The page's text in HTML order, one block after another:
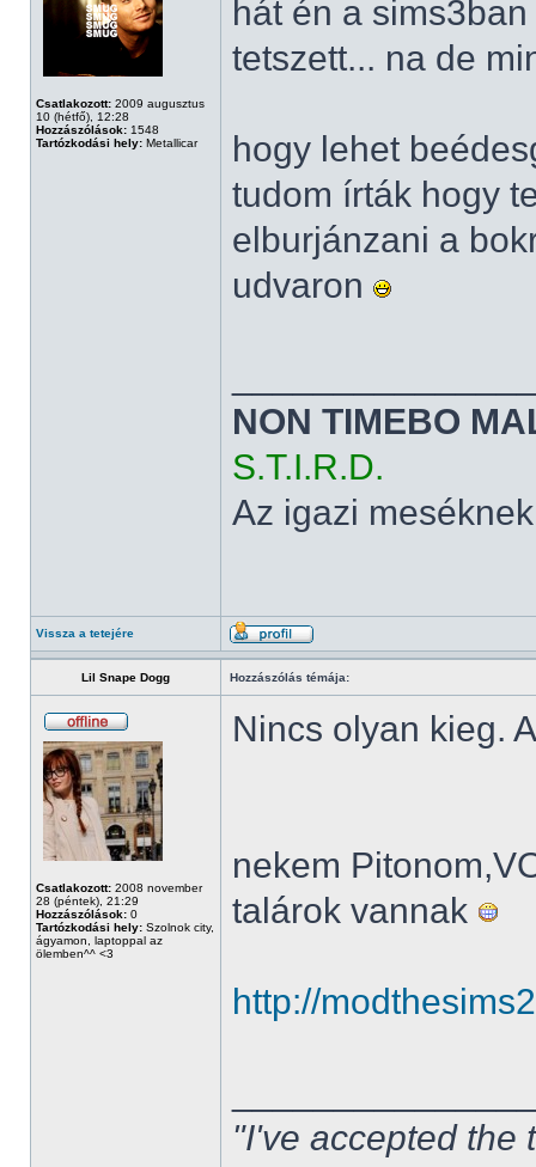
Csatlakozott: 2009 augusztus
10 (hétfő), 12:28
Hozzászólások: 1548
Tartózkodási hely: Metallicar
hát én a
tetszett... na de
hogy lehet
tudom írták hogy
elburjánzani a
udvaron
NON TIMEBO
S.T.I.R.D.
Az igazi
Vissza a tetejére
Lil Snape Dogg Hozzászólás témája:
Csatlakozott: 2008 november
28 (péntek), 21:29
Hozzászólások: 0
Tartózkodási hely: Szolnok city,
ágyamon, laptoppal az
ölemben^^ <3
Nincs olyan kieg.
nekem
talárok vannak
http://
"I've accepted the